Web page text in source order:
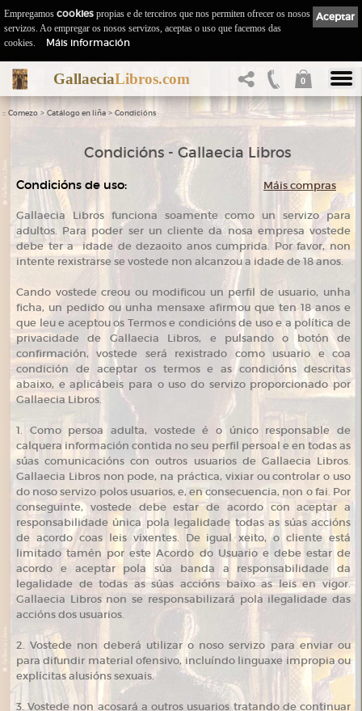
GallaeciaLibros.com 0
:: Comezo > Catálogo en liña > Condicións
Condicións - Gallaecia Libros
Máis compras
Condicións de uso:
Gallaecia Libros funciona soamente como un servizo para
adultos. Para poder ser un cliente da nosa empresa vostede
debe ter a idade de dezaoito anos cumprida. Por favor, non
intente rexistrarse se vostede non alcanzou a idade de 18 anos.
Cando vostede creou ou modificou un perfil de usuario, unha
ficha, un pedido ou unha mensaxe afirmou que ten 18 anos e
que leu e aceptou os Termos e condicións de uso e a política de
privacidade de Gallaecia Libros, e pulsando o botón de
confirmación, vostede será rexistrado como usuario e coa
condición de aceptar os termos e as condicións descritas
abaixo, e aplicábeis para o uso do servizo proporcionado por
Gallaecia Libros.
1. Como persoa adulta, vostede é o único responsable de
calquera información contida no seu perfil persoal e en todas as
súas comunicacións con outros usuarios de Gallaecia Libros.
Gallaecia Libros non pode, na práctica, vixiar ou controlar o uso
do noso servizo polos usuarios, e, en consecuencia, non o fai. Por
conseguinte, vostede debe estar de acordo con aceptar a
responsabilidade única pola legalidade todas as súas accións
de acordo coas leis vixentes. De igual xeito, o cliente está
limitado tamén por este Acordo do Usuario e debe estar de
acordo e aceptar pola súa banda a responsabilidade da
legalidade de todas as súas accións baixo as leis en vigor.
Gallaecia Libros non se responsabilizará pola ilegalidade das
accións dos usuarios.
2. Vostede non deberá utilizar o noso servizo para enviar ou
para difundir material ofensivo, incluíndo linguaxe impropia ou
explícitas alusións sexuais.
3. Vostede non acosará a outros usuarios tratando de continuar
Aceptar
Empregamos cookies propias e de terceiros que nos permiten ofrecer os nosos
servizos. Ao empregar os nosos servizos, aceptas o uso que facemos das
cookies.
Máis información